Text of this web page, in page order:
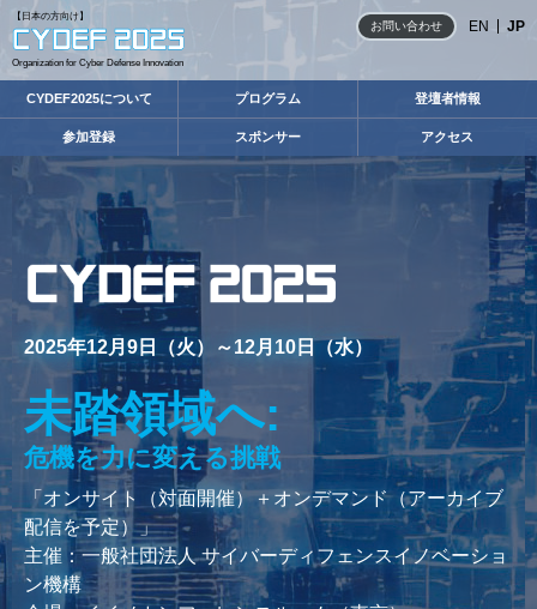
【日本の方向け】
Organization for Cyber Defense Innovation
CYDEF2025について プログラム 登壇者情報
参加登録 スポンサー アクセス
お問い合わせ EN JP
2025年12月9日（火）～12月10日（水）
未踏領域へ:
危機を力に変える挑戦
「オンサイト（対面開催）＋オンデマンド（アーカイブ
配信を予定）」
主催：一般社団法人 サイバーディフェンスイノベーショ
ン機構